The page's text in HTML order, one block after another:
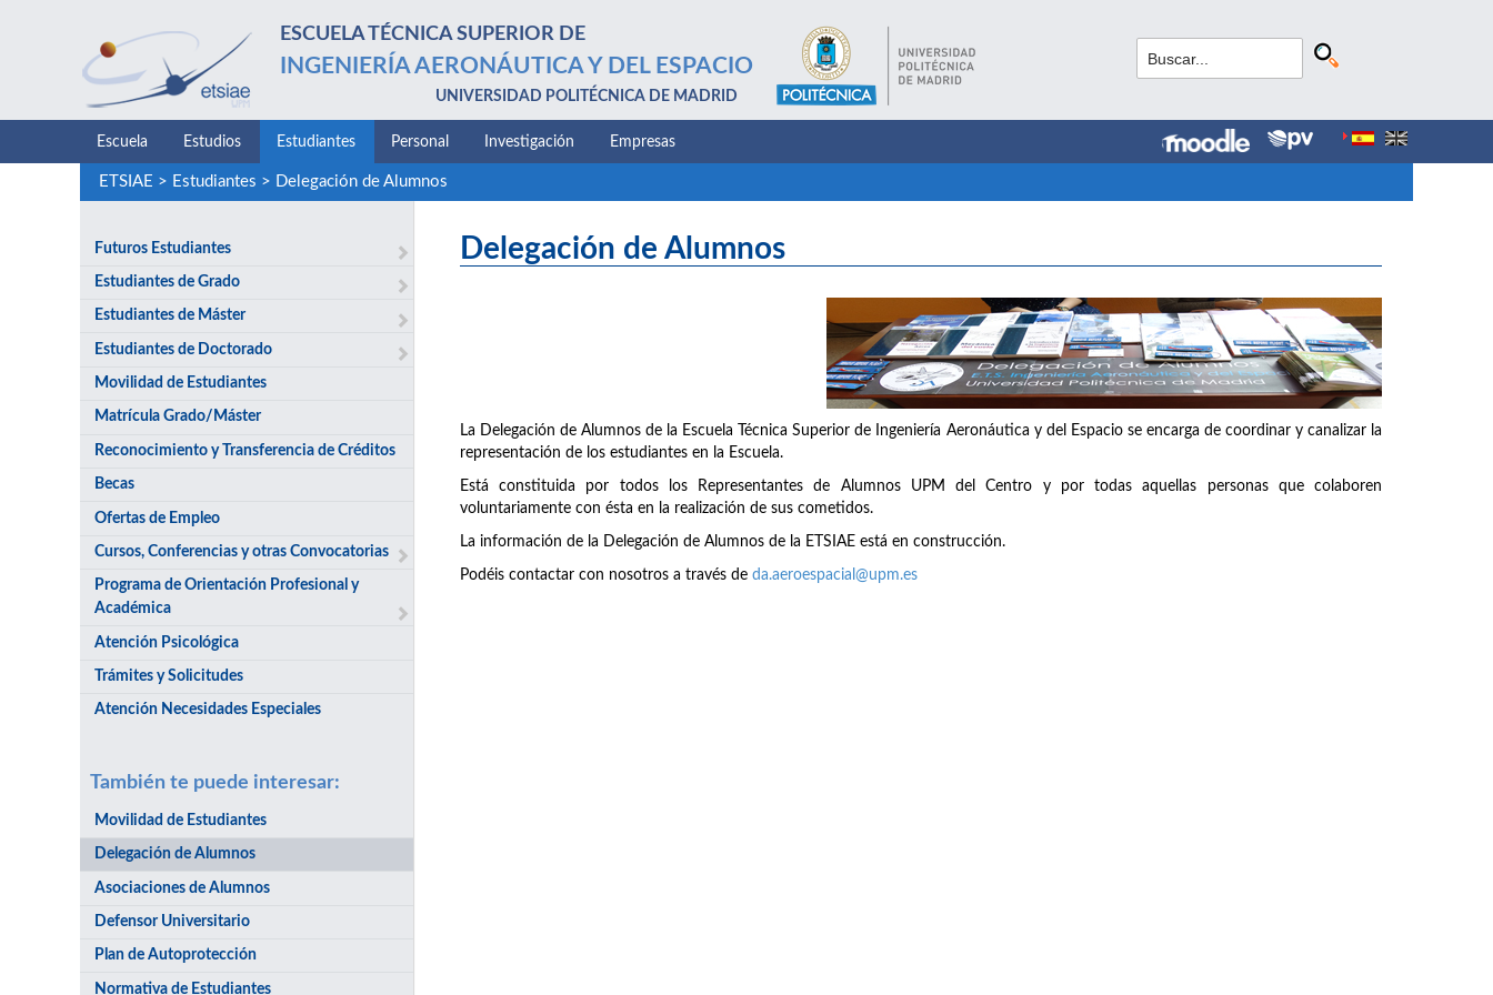
ESCUELA TÉCNICA SUPERIOR DE
INGENIERÍA AERONÁUTICA Y DEL ESPACIO
UNIVERSIDAD POLITÉCNICA DE MADRID
Escuela Estudios Estudiantes Personal Investigación Empresas
ETSIAE > Estudiantes > Delegación de Alumnos
Futuros Estudiantes
Estudiantes de Grado
Estudiantes de Máster
Estudiantes de Doctorado
Movilidad de Estudiantes
Matrícula Grado/Máster
Reconocimiento y Transferencia de Créditos
Becas
Ofertas de Empleo
Cursos, Conferencias y otras Convocatorias
Programa de Orientación Profesional y
Académica
Atención Psicológica
Trámites y Solicitudes
Atención Necesidades Especiales
También te puede interesar:
Movilidad de Estudiantes
Delegación de Alumnos
Asociaciones de Alumnos
Defensor Universitario
Plan de Autoprotección
Normativa de Estudiantes
Delegación de Alumnos
La Delegación de Alumnos de la Escuela Técnica Superior de Ingeniería Aeronáutica y del Espacio se encarga de coordinar y canalizar la
representación de los estudiantes en la Escuela.
Está constituida por todos los Representantes de Alumnos UPM del Centro y por todas aquellas personas que colaboren
voluntariamente con ésta en la realización de sus cometidos.
La información de la Delegación de Alumnos de la ETSIAE está en construcción.
Podéis contactar con nosotros a través de da.aeroespacial@upm.es